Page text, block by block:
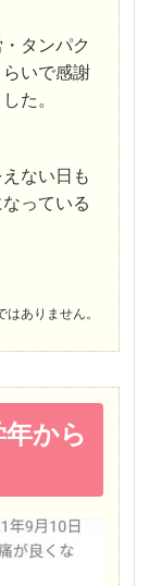
タンパク
いで感謝
た。
ない日も
っている
ありません。
から